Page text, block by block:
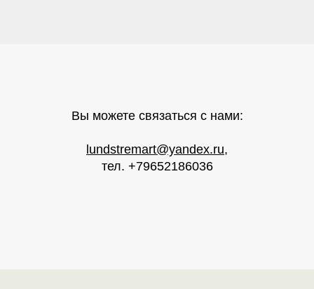
Вы можете связаться с нами:
lundstremart@yandex.ru,
тел. +79652186036